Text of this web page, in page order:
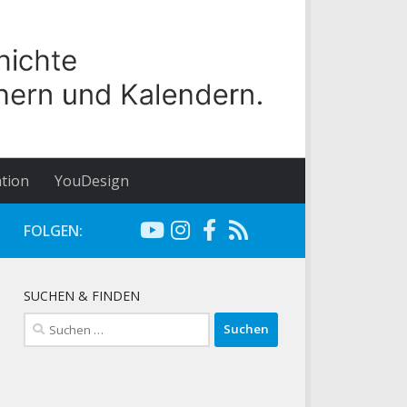
YouDesign
FOLGEN:
SUCHEN & FINDEN
Suchen
nach: